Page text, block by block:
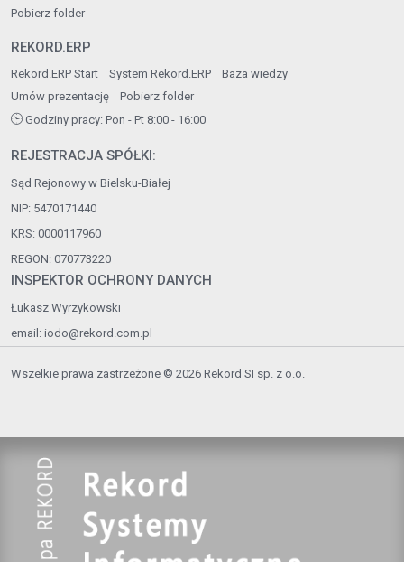
Pobierz folder
REKORD.ERP
Rekord.ERP Start System Rekord.ERP
Baza wiedzy
Umów prezentację
Pobierz folder
Godziny pracy: Pon - Pt 8:00 - 16:00
REJESTRACJA SPÓŁKI:
Sąd Rejonowy w Bielsku-Białej
NIP: 5470171440
KRS: 0000117960
REGON: 070773220
INSPEKTOR OCHRONY DANYCH
Łukasz Wyrzykowski
email: iodo@rekord.com.pl
Wszelkie prawa zastrzeżone © 2026 Rekord SI sp. z o.o.